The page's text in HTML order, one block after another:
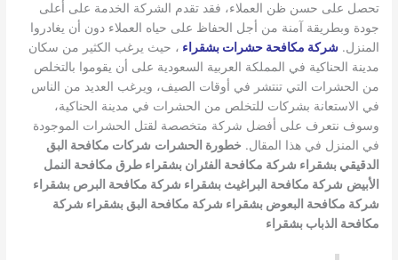
تحصل على حسن ظن العملاء، فقد تقدم الشركة الخدمة على أعلى
جودة وبطريقة آمنة من أجل الحفاظ على حياه العملاء دون أن يغادروا
المنزل.شركة مكافحة حشرات بشقراء ، حيث يرغب الكثير من سكان
مدينة الحناكية في المملكة العربية السعودية على أن يقوموا بالتخلص
من الحشرات التي تنتشر في أوقات الصيف، ويرغب العديد من الناس
في الاستعانة بشركات للتخلص من الحشرات في مدينة الحناكية،
وسوف نتعرف على أفضل شركة متخصصة لقتل الحشرات الموجودة
في المنزل في هذا المقال. خطورة الحشرات شركات مكافحة البق
الدقيقي بشقراء شركة مكافحة الفئران بشقراءطرق مكافحة النمل
الأبيض شركة مكافحة البراغيث بشقراء شركة مكافحة البرص بشقراء
شركة مكافحة البعوض بشقراء شركة مكافحة البق بشقراء شركة
مكافحة الذباب بشقراء